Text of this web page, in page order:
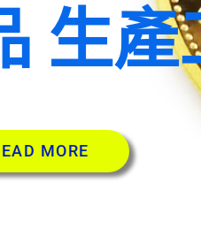
生產
MORE